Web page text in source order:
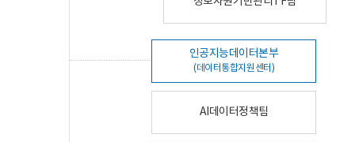
인공지능데이터본부
(데이터통합지원센터)
AI데이터정책팀